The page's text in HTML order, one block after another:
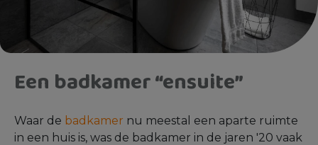
Een badkamer “ensuite”
Waar de badkamer nu meestal een aparte ruimte
in een huis is, was de badkamer in de jaren '20 vaak